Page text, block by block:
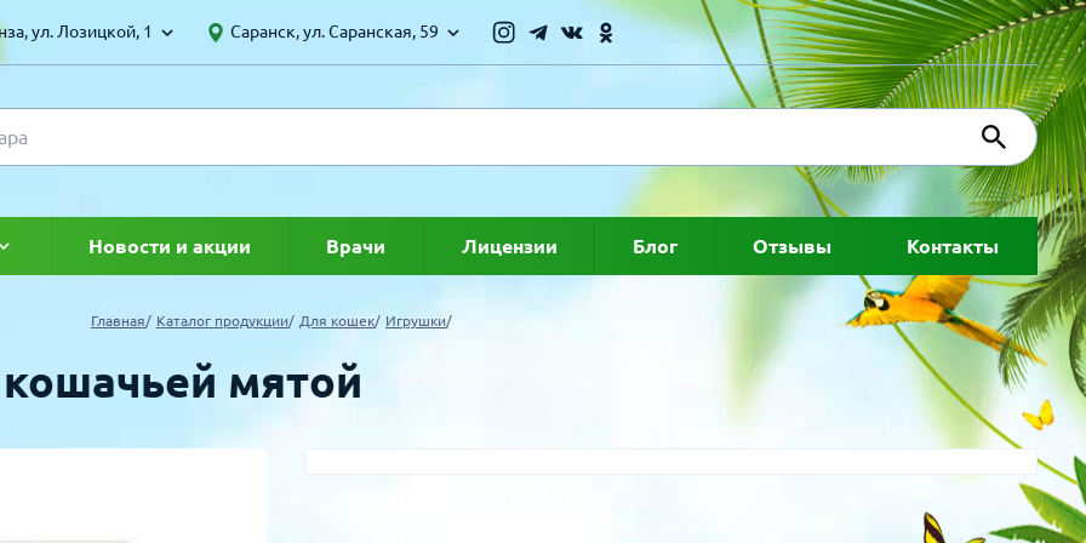
ул. Лозицкой, 1 Саранск, ул. Саранская, 59
Новости и акции Врачи Лицензии Блог Отзывы Контакты
Главная Каталог продукции Для кошек Игрушки
мятой